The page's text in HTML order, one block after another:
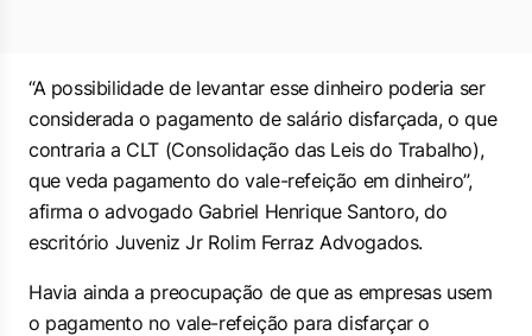
“A possibilidade de levantar esse dinheiro poderia ser
considerada o pagamento de salário disfarçada, o que
contraria a CLT (Consolidação das Leis do Trabalho),
que veda pagamento do vale-refeição em dinheiro”,
afirma o advogado Gabriel Henrique Santoro, do
escritório Juveniz Jr Rolim Ferraz Advogados.
Havia ainda a preocupação de que as empresas usem
o pagamento no vale-refeição para disfarçar o